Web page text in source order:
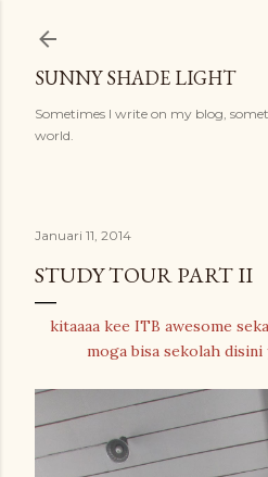
SUNNY SHADE LIGHT
Sometimes I write on my blog,
world.
Januari 11, 2014
STUDY TOUR PART II
kitaaaa kee ITB awesome
moga bisa sekolah disini